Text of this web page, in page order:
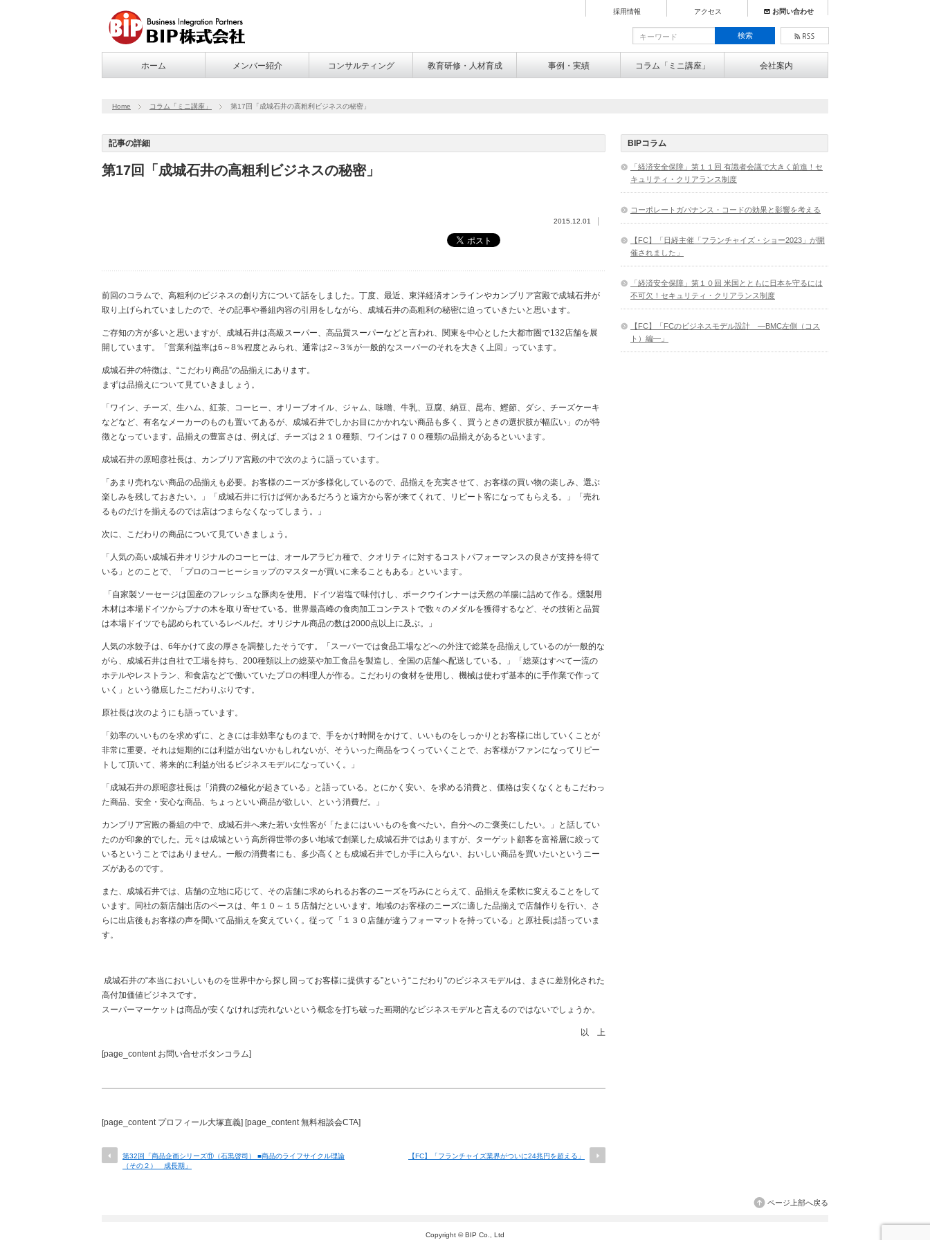
採用情報 アクセス お問い合わせ
ホーム メンバー紹介 コンサルティング 教育研修・人材育成 事例・実績 コラム「ミニ講座」 会社案内
Home コラム「ミニ講座」 第17回「成城石井の高粗利ビジネスの秘密」
記事の詳細
第17回「成城石井の高粗利ビジネスの秘密」
2015.12.01
前回のコラムで、高粗利のビジネスの創り方について話をしました。丁度、最近、東洋経済オンラインやカンブリア宮殿で成城石井が
取り上げられていましたので、その記事や番組内容の引用をしながら、成城石井の高粗利の秘密に迫っていきたいと思います。
ご存知の方が多いと思いますが、成城石井は高級スーパー、高品質スーパーなどと言われ、関東を中心とした大都市圏で132店舗を展
開しています。「営業利益率は6 ～8％程度とみられ、通常は2 ～3 ％が一般的なスーパーのそれを大きく上回」っています。
成城石井の特徴は、“こだわり商品”の品揃えにあります。
まずは品揃えについて見ていきましょう。
「ワイン、チーズ、生ハム、紅茶、コーヒー、オリーブオイル、ジャム、味噌、牛乳、豆腐、納豆、昆布、鰹節、ダシ、チーズケーキ
などなど、有名なメーカーのものも置いてあるが、成城石井でしかお目にかかれない商品も多く、買うときの選択肢が幅広い」のが特
徴となっています。品揃えの豊富さは、例えば、チーズは２１０種類、ワインは７００種類の品揃えがあるといいます。
成城石井の原昭彦社長は、カンブリア宮殿の中で次のように語っています。
「あまり売れない商品の品揃えも必要。お客様のニーズが多様化しているので、品揃えを充実させて、お客様の買い物の楽しみ、選ぶ
楽しみを残しておきたい。」「成城石井に行けば何かあるだろうと遠方から客が来てくれて、リピート客になってもらえる。」「売れ
るものだけを揃えるのでは店はつまらなくなってしまう。」
次に、こだわりの商品について見ていきましょう。
「人気の高い成城石井オリジナルのコーヒーは、オールアラビカ種で、クオリティに対するコストパフォーマンスの良さが支持を得て
いる」とのことで、「プロのコーヒーショップのマスターが買いに来ることもある」といいます。
「自家製ソーセージは国産のフレッシュな豚肉を使用。ドイツ岩塩で味付けし、ポークウインナーは天然の羊腸に詰めて作る。燻製用
木材は本場ドイツからブナの木を取り寄せている。世界最高峰の食肉加工コンテストで数々のメダルを獲得するなど、その技術と品質
は本場ドイツでも認められているレベルだ。オリジナル商品の数は2000点以上に及ぶ。」
人気の水餃子は、 6年かけて皮の厚さを調整したそうです。「スーパーでは食品工場などへの外注で総菜を品揃えしているのが一般的な
がら、成城石井は自社で工場を持ち、 200種類以上の総菜や加工食品を製造し、全国の店舗へ配送している。」「総菜はすべて一流の
ホテルやレストラン、和食店などで働いていたプロの料理人が作る。こだわりの食材を使用し、機械は使わず基本的に手作業で作って
いく」という徹底したこだわりぶりです。
原社長は次のようにも語っています。
「効率のいいものを求めずに、ときには非効率なものまで、手をかけ時間をかけて、いいものをしっかりとお客様に出していくことが
非常に重要。それは短期的には利益が出ないかもしれないが、そういった商品をつくっていくことで、お客様がファンになってリピー
トして頂いて、将来的に利益が出るビジネスモデルになっていく。」
「成城石井の原昭彦社長は「消費の2極化が起きている」と語っている。とにかく安い、を求める消費と、価格は安くなくともこだわっ
た商品、安全・安心な商品、ちょっといい商品が欲しい、という消費だ。」
カンブリア宮殿の番組の中で、成城石井へ来た若い女性客が「たまにはいいものを食べたい。自分へのご褒美にしたい。」と話してい
たのが印象的でした。元々は成城という高所得世帯の多い地域で創業した成城石井ではありますが、ターゲット顧客を富裕層に絞って
いるということではありません。一般の消費者にも、多少高くとも成城石井でしか手に入らない、おいしい商品を買いたいというニー
ズがあるのです。
また、成城石井では、店舗の立地に応じて、その店舗に求められるお客のニーズを巧みにとらえて、品揃えを柔軟に変えることをして
います。同社の新店舗出店のペースは、年１０～１５店舗だといいます。地域のお客様のニーズに適した品揃えで店舗作りを行い、さ
らに出店後もお客様の声を聞いて品揃えを変えていく。従って「１３０店舗が違うフォーマットを持っている」と原社長は語っていま
す。
成城石井の“本当においしいものを世界中から探し回ってお客様に提供する”という“こだわり”のビジネスモデルは、まさに差別化された
高付加価値ビジネスです。
スーパーマーケットは商品が安くなければ売れないという概念を打ち破った画期的なビジネスモデルと言えるのではないでしょうか。
以 上
[page_content お問い合せボタンコラム]
[page_content プロフィール大塚直義] [page_content 無料相談会CTA]
第32回「商品企画シリーズ⑪（石黒啓司） ■商品のライフサイクル理論
（その２） 成長期」
【FC】「フランチャイズ業界がついに24兆円を超える」
BIPコラム
「経済安全保障」第１１回 有識者会議で大きく前進！セ
キュリティ・クリアランス制度
コーポレートガバナンス・コードの効果と影響を考える
【FC】「日経主催「フランチャイズ・ショー2023」が開
催されました」
「経済安全保障」第１０回 米国とともに日本を守るには
不可欠！セキュリティ・クリアランス制度
【FC】「FCのビジネスモデル設計 ―BMC左側（コス
ト）編―」
ページ上部へ戻る
Copyright © BIP Co., Ltd